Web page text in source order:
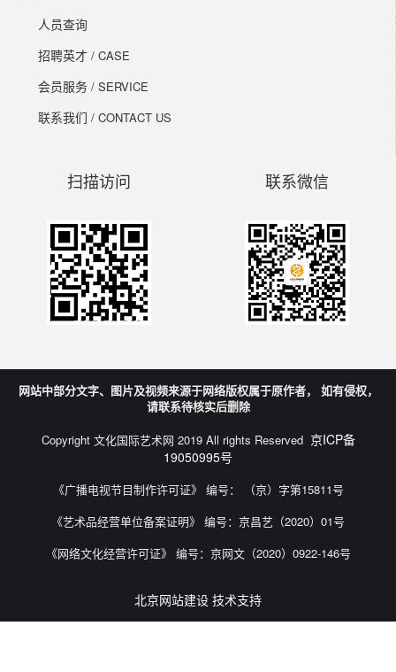
人员查询
招聘英才 / CASE
会员服务 / SERVICE
联系我们 / CONTACT US
扫描访问 联系微信
网站中部分文字、图片及视频来源于网络版权属于原作者， 如有侵权，
请联系待核实后删除
Copyright 文化国际艺术网 2019 All rights Reserved 京ICP备
19050995号
《广播电视节目制作许可证》 编号： （京）字第15811号
《艺术品经营单位备案证明》 编号：京昌艺（2020）01号
《网络文化经营许可证》 编号：京网文（2020）0922-146号
北京网站建设 技术支持